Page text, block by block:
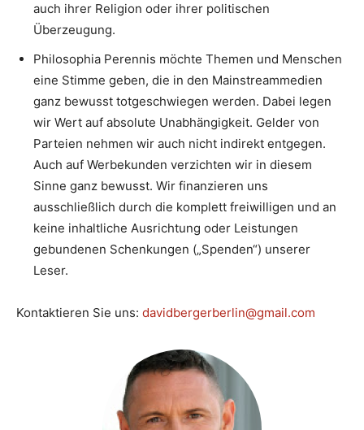
auch ihrer Religion oder ihrer politischen
Überzeugung.
Philosophia Perennis möchte Themen und Menschen
eine Stimme geben, die in den Mainstreammedien
ganz bewusst totgeschwiegen werden. Dabei legen
wir Wert auf absolute Unabhängigkeit. Gelder von
Parteien nehmen wir auch nicht indirekt entgegen.
Auch auf Werbekunden verzichten wir in diesem
Sinne ganz bewusst. Wir finanzieren uns
ausschließlich durch die komplett freiwilligen und an
keine inhaltliche Ausrichtung oder Leistungen
gebundenen Schenkungen („Spenden“) unserer
Leser.
Kontaktieren Sie uns: davidbergerberlin@gmail.com